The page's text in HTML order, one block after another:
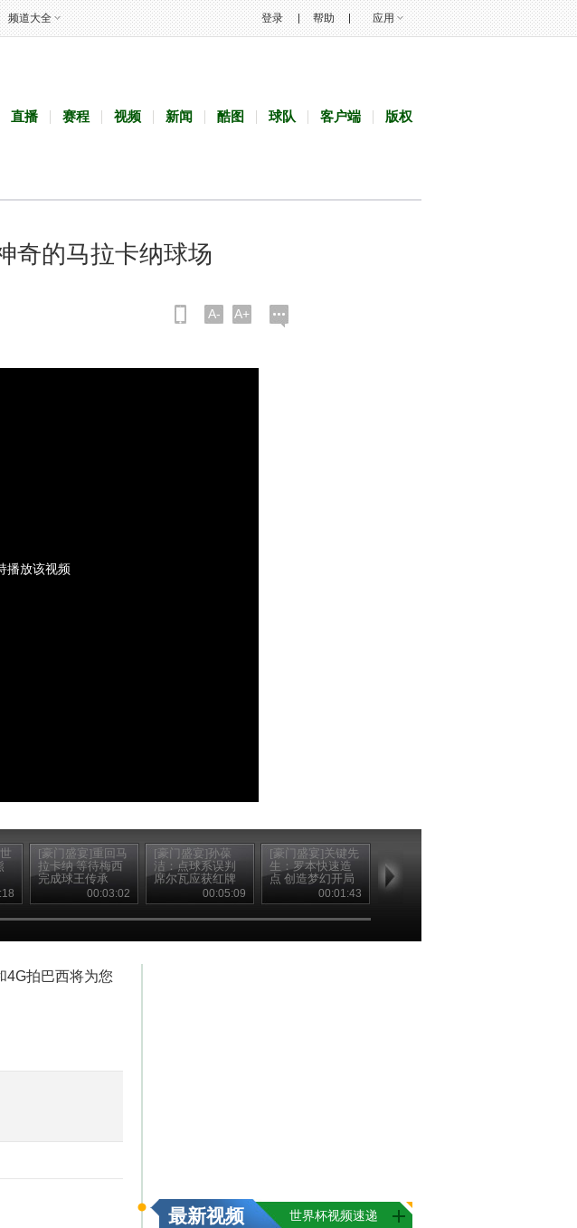
频道大全 帮助 应用
登录
直播 赛程 视频 新闻 酷图 球队 客户端 版权
奇的马拉卡纳球场
A- A+
播放该视频
[豪门盛宴]重回马
拉卡纳 等待梅西
完成球王传承
00:03:02
[豪门盛宴]孙葆
洁：点球系误判
席尔瓦应获红牌
00:05:09
[豪门盛宴]关键先
生：罗本快速造
点 创造梦幻开局
00:01:43
巴西队自杀式进
攻再吞苦果
4G拍巴西将为您
最新视频 世界杯视频速递